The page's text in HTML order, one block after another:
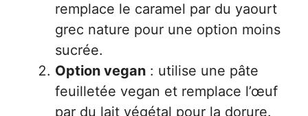
remplace le caramel par du yaourt
grec nature pour une option moins
sucrée.
Option vegan : utilise une pâte
feuilletée vegan et remplace l’œuf
par du lait végétal pour la dorure.